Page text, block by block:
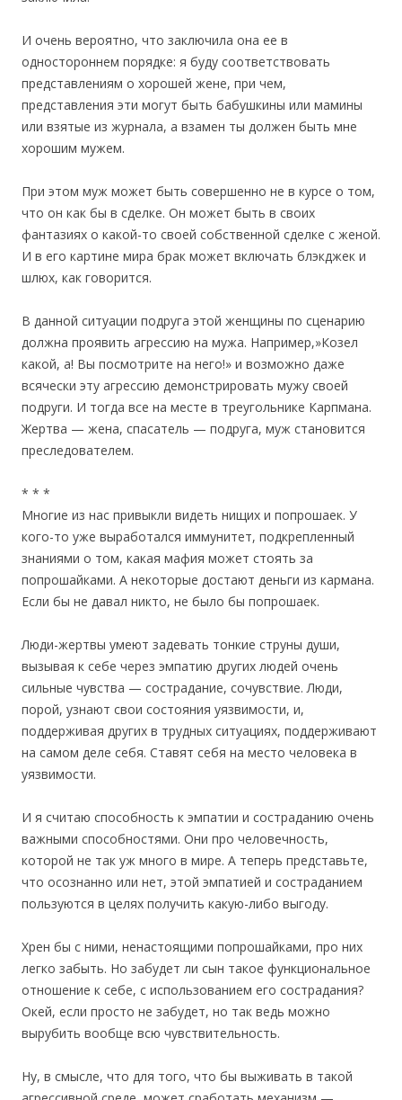
И очень вероятно, что заключила она ее в
одностороннем порядке: я буду соответствовать
представлениям о хорошей жене, при чем,
представления эти могут быть бабушкины или мамины
или взятые из журнала, а взамен ты должен быть мне
хорошим мужем.
При этом муж может быть совершенно не в курсе о том,
что он как бы в сделке. Он может быть в своих
фантазиях о какой-то своей собственной сделке с женой.
И в его картине мира брак может включать блэкджек и
шлюх, как говорится.
В данной ситуации подруга этой женщины по сценарию
должна проявить агрессию на мужа. Например,»Козел
какой, а! Вы посмотрите на него!» и возможно даже
всячески эту агрессию демонстрировать мужу своей
подруги. И тогда все на месте в треугольнике Карпмана.
Жертва — жена, спасатель — подруга, муж становится
преследователем.
* * *
Многие из нас привыкли видеть нищих и попрошаек. У
кого-то уже выработался иммунитет, подкрепленный
знаниями о том, какая мафия может стоять за
попрошайками. А некоторые достают деньги из кармана.
Если бы не давал никто, не было бы попрошаек.
Люди-жертвы умеют задевать тонкие струны души,
вызывая к себе через эмпатию других людей очень
сильные чувства — сострадание, сочувствие. Люди,
порой, узнают свои состояния уязвимости, и,
поддерживая других в трудных ситуациях, поддерживают
на самом деле себя. Ставят себя на место человека в
уязвимости.
И я считаю способность к эмпатии и состраданию очень
важными способностями. Они про человечность,
которой не так уж много в мире. А теперь представьте,
что осознанно или нет, этой эмпатией и состраданием
пользуются в целях получить какую-либо выгоду.
Хрен бы с ними, ненастоящими попрошайками, про них
легко забыть. Но забудет ли сын такое функциональное
отношение к себе, с использованием его сострадания?
Окей, если просто не забудет, но так ведь можно
вырубить вообще всю чувствительность.
Ну, в смысле, что для того, что бы выживать в такой